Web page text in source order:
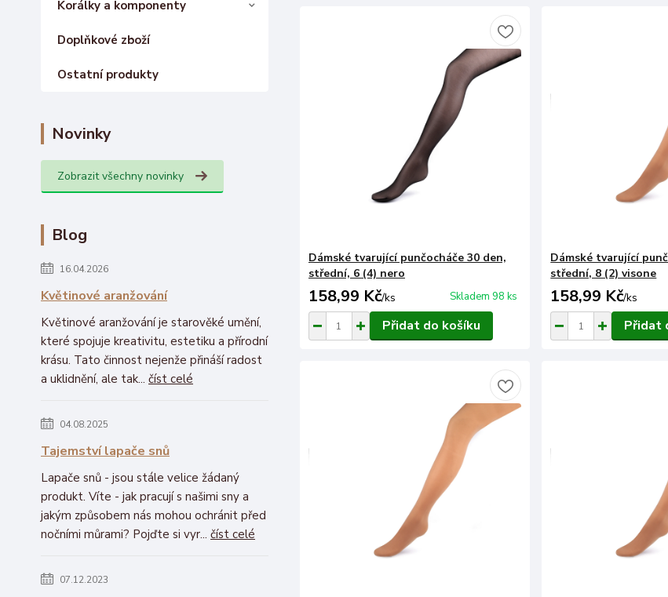
Korálky a komponenty
Doplňkové zboží
Ostatní produkty
Novinky
Zobrazit všechny novinky
Blog
16.04.2026
Květinové aranžování
Květinové aranžování je starověké umění,
které spojuje kreativitu, estetiku a přírodní
krásu. Tato činnost nejenže přináší radost
a uklidnění, ale tak... číst celé
04.08.2025
Tajemství lapače snů
Lapače snů - jsou stále velice žádaný
produkt. Víte - jak pracují s našimi sny a
jakým způsobem nás mohou ochránit před
nočními můrami? Pojďte si vyr... číst celé
07.12.2023
Dámské tvarující punčocháče 30 den,
střední, 6 (4) nero
158,99 Kč/ks Skladem 98 ks
Přidat do košíku
Dámské tvarující
střední, 8 (2) visone
158,99 Kč/ks
Přidat